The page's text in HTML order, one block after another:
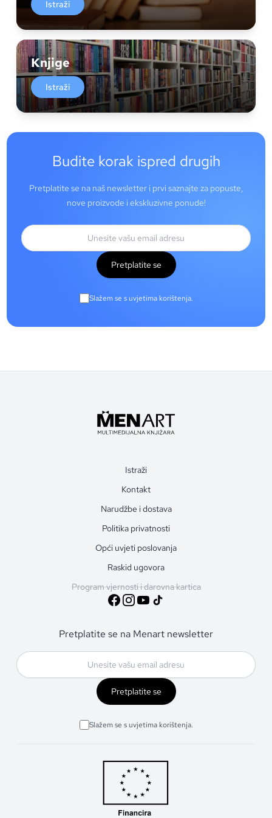
Istraži
Knjige
Istraži
Budite korak ispred drugih
Pretplatite se na naš newsletter i prvi saznajte za popuste,
nove proizvode i ekskluzivne ponude!
Pretplatite se
Slažem se s uvjetima korištenja.
Istraži
Kontakt
Narudžbe i dostava
Politika privatnosti
Opći uvjeti poslovanja
Raskid ugovora
Program vjernosti i darovna kartica
Pretplatite se na Menart newsletter
Pretplatite se
Slažem se s uvjetima korištenja.